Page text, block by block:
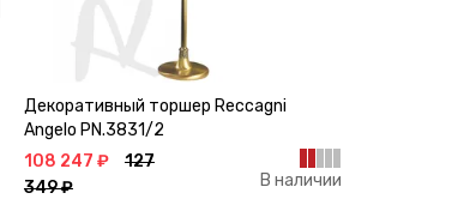
Декоративный торшер Reccagni
Angelo PN.3831/2
108 247 ₽
127
349 ₽
В наличии